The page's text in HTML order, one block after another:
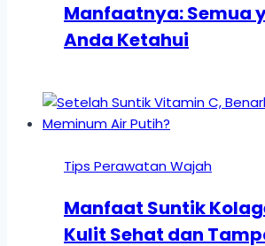
Manfaatnya: Semua
Anda Ketahui
Tips Perawatan Wajah
Manfaat Suntik
Kulit Sehat dan